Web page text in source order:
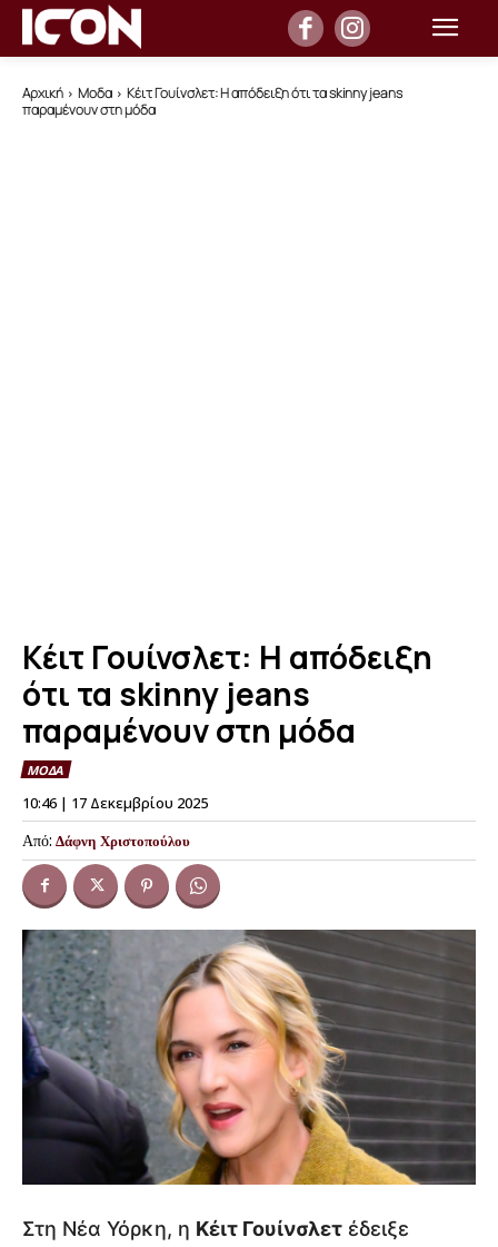
Αρχική Μοδα
Κέιτ Γουίνσλετ: Η απόδειξη ότι τα skinny jeans
παραμένουν στη μόδα
Κέιτ Γουίνσλετ: Η απόδειξη
ότι τα skinny jeans
παραμένουν στη μόδα
ΜΟΔΑ
10:46 | 17 Δεκεμβρίου 2025
Από: Δάφνη Χριστοπούλου
Στη Νέα Υόρκη, η Κέιτ Γουίνσλετ έδειξε